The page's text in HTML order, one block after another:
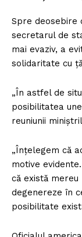
Spre deosebire
secretarul de
mai evaziv, a
solidaritate cu
„În astfel de
posibilitatea
reuniunii
„Înțelegem că
motive
că există
degenereze în
posibilitate